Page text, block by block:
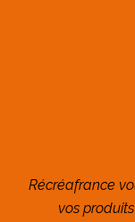
Récréafrance
vos